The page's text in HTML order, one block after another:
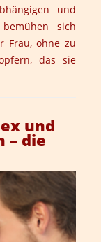
und
sich
Frau, ohne zu
das sie
und
– die